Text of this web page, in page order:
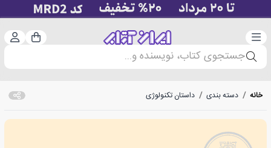
دسته‌بندی سبد
جستجوی کتاب، نویسنده و...
خانه / دسته بندی / داستان تکنولوژی